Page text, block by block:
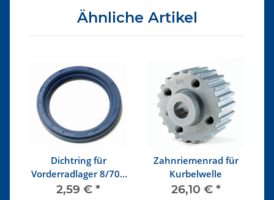
Ähnliche Artikel
Dichtring für
Vorderradlager 8/70 -
7/79
2,59 € *
Zahnriemenrad für
Kurbelwelle
26,10 € *